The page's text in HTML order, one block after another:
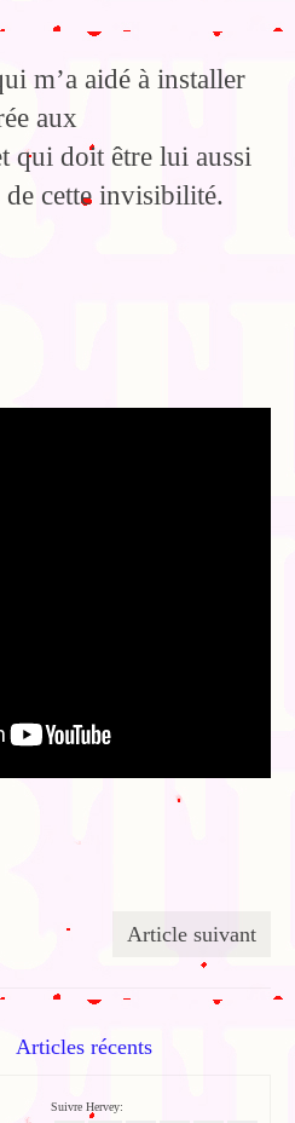
m’a aidé à installer
aux
qui doit être lui aussi
cette invisibilité.
Article suivant
Articles récents
Suivre Hervey: